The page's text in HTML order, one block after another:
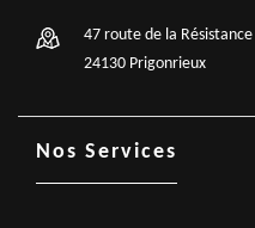
47 route de la Résistance
24130 Prigonrieux
Nos Services